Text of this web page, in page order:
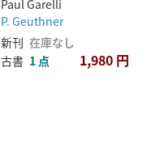
Paul Garelli
P. Geuthner
新刊 在庫なし
古書 1 点 1,980 円